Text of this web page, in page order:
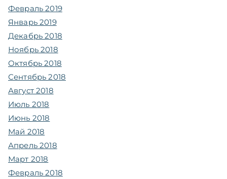
Февраль 2019
Январь 2019
Декабрь 2018
Ноябрь 2018
Октябрь 2018
Сентябрь 2018
Август 2018
Июль 2018
Июнь 2018
Май 2018
Апрель 2018
Март 2018
Февраль 2018